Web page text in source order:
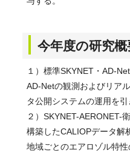
今年度の研究概
１）標準SKYNET・AD-
AD-Netの観測およびリア
タ公開システムの運用を引
２）SKYNET-AERONET-
構築したCALIOPデータ解
地域ごとのエアロゾル特